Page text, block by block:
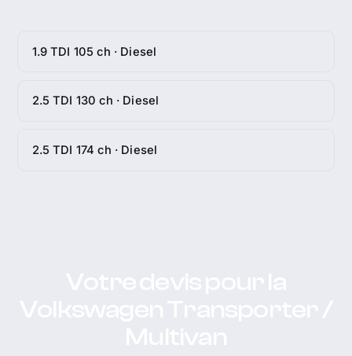
1.9 TDI 105 ch · Diesel
2.5 TDI 130 ch · Diesel
2.5 TDI 174 ch · Diesel